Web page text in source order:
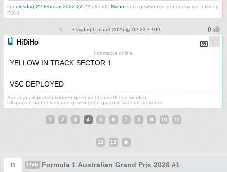
Op dinsdag 22 februari 2022 22:22 pleurde Nizno zoals gewoonlijk een onzinnige tekst op
FOK!
• vrijdag 6 maart 2026 @ 02:33 • 100
HiDiHo
hdhmedia.online
YELLOW IN TRACK SECTOR 1
VSC DEPLOYED
Aan mijn uitspraken kunnen geen rechten ontleend worden
Uitspraken uit het verleden geven geen garantie voor de toekomst
1 2 3 4 5 6 7 8 9 10 11
12 13
f1 LIVE Formula 1 Australian Grand Prix 2026 #1